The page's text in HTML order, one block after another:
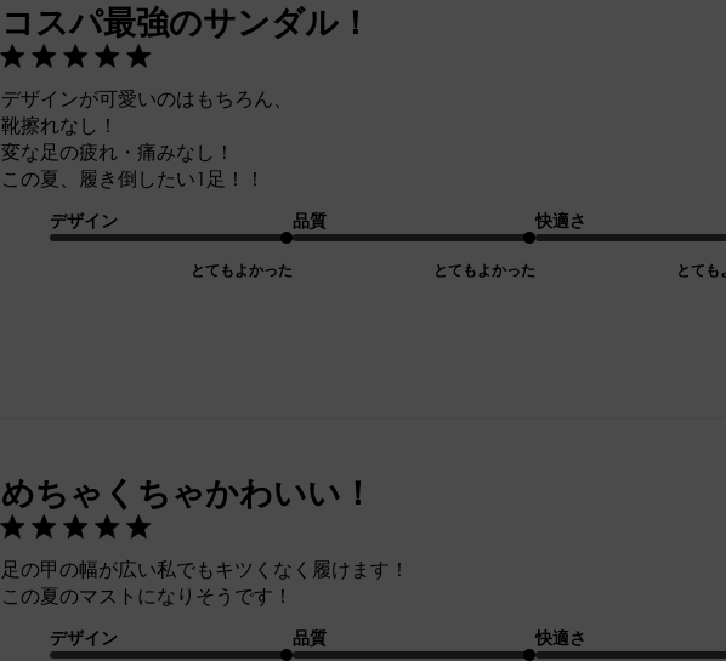
コスパ最強のサンダル！
デザインが可愛いのはもちろん、
靴擦れなし！
変な足の疲れ・痛みなし！
この夏、履き倒したい1足！！
デザイン
とてもよかった
品質
とてもよかった
快適さ
とても
めちゃくちゃかわいい！
足の甲の幅が広い私でもキツくなく履けます！
この夏のマストになりそうです！
デザイン 品質 快適さ